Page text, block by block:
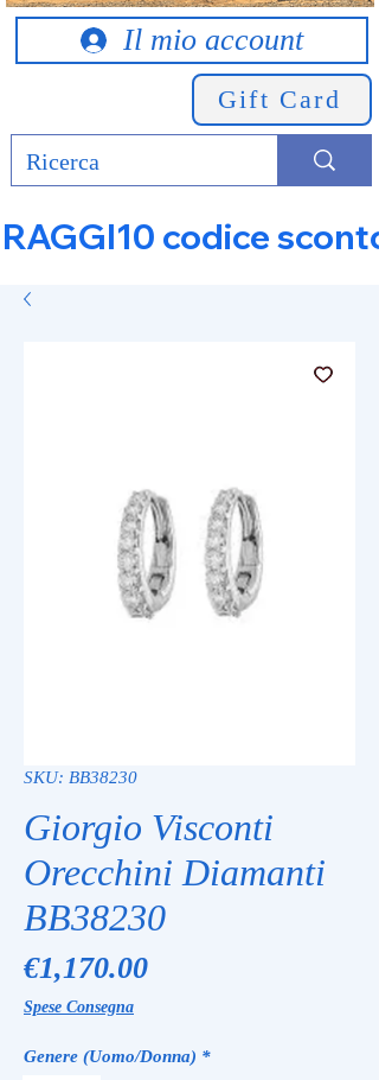
Il mio account
Gift Card
RAGGI10 codice
SKU: BB38230
Giorgio Visconti
Orecchini Diamanti
BB38230
€1,170.00Price
Spese Consegna
Genere (Uomo/Donna) *